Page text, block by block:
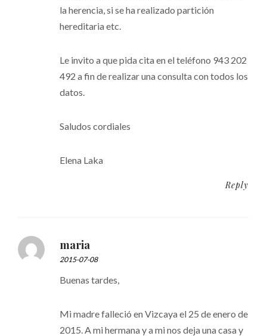
la herencia, si se ha realizado partición
hereditaria etc.
Le invito a que pida cita en el teléfono 943 202
492 a fin de realizar una consulta con todos los
datos.
Saludos cordiales
Elena Laka
Reply
maria
2015-07-08
Buenas tardes,
Mi madre falleció en Vizcaya el 25 de enero de
2015. A mi hermana y a mi nos deja una casa y